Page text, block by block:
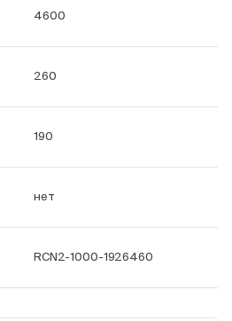
4600
260
190
нет
RCN2-1000-1926460